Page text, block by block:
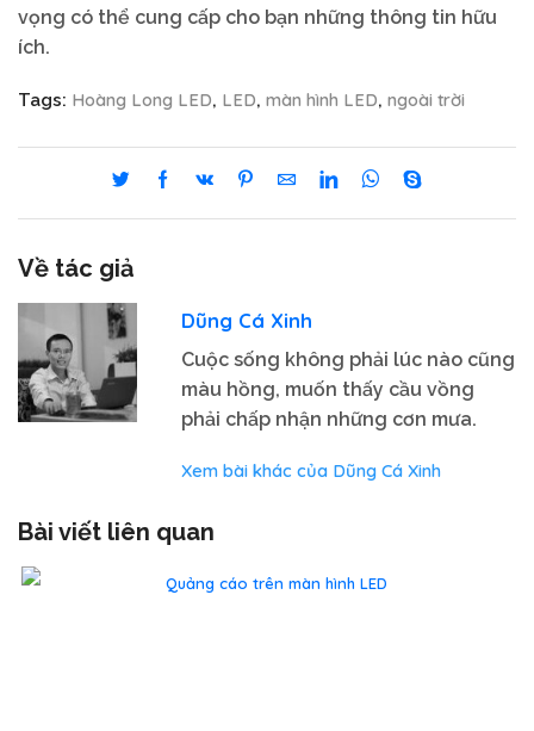
vọng có thể cung cấp cho bạn những thông tin hữu
ích.
Tags: Hoàng Long LED, LED, màn hình LED, ngoài trời
Về tác giả
Dũng Cá Xinh
Cuộc sống không phải lúc nào cũng
màu hồng, muốn thấy cầu vồng
phải chấp nhận những cơn mưa.
Xem bài khác của Dũng Cá Xinh
Bài viết liên quan